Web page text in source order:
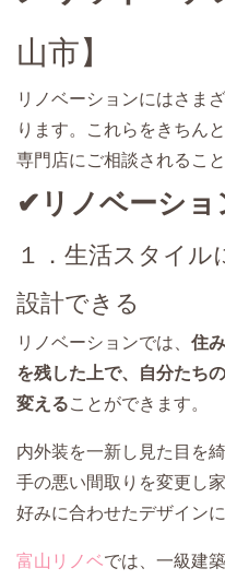
山市】
リノベーションにはさま
ります。これらをきちん
専門店にご相談されるこ
✔リノベーショ
１．生活スタイル
設計できる
リノベーションでは、 住
を残した上で、自分たち
変えることができます。
内外装を一新し見た目を
手の悪い間取りを変更し
好みに合わせたデザイン
富山リノベでは、一級建